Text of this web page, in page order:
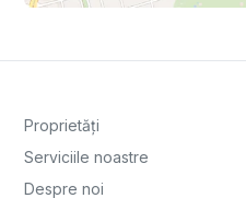
Proprietăți
Serviciile noastre
Despre noi